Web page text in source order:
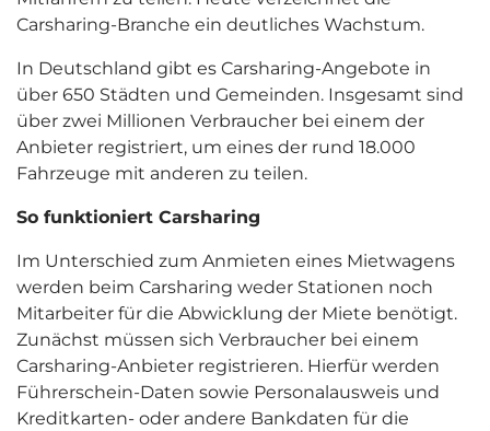
Carsharing-Branche ein deutliches Wachstum.
In Deutschland gibt es Carsharing-Angebote in
über 650 Städten und Gemeinden. Insgesamt sind
über zwei Millionen Verbraucher bei einem der
Anbieter registriert, um eines der rund 18.000
Fahrzeuge mit anderen zu teilen.
So funktioniert Carsharing
Im Unterschied zum Anmieten eines Mietwagens
werden beim Carsharing weder Stationen noch
Mitarbeiter für die Abwicklung der Miete benötigt.
Zunächst müssen sich Verbraucher bei einem
Carsharing-Anbieter registrieren. Hierfür werden
Führerschein-Daten sowie Personalausweis und
Kreditkarten- oder andere Bankdaten für die